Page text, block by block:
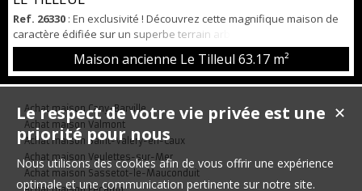
Ref. 26330 : En exclusivité ! Découvrez cette magnifique maison de
caractère édifiée sur un superbe terrain arboré de 2 507 m². Elle
offre une entrée, un lumineux séjour / salon avec cheminée, une
cuisine, une salle de bains et un WC indépendant. À l'étage, un
palier dessert deux belles chambres, dont une avec balcon offrant
charreterie viennent ...
Maison ancienne Le Tilleul 63.17 m²
Achat maison Cany-Barville
Achat maison Valmont
Achat maison Saint-Valery-en-Caux
Achat maison Veulettes-sur-Mer
Achat maison Sassetot-le-Mauconduit
✕
Le respect de votre vie privée est une
priorité pour nous
Nous utilisons des cookies afin de vous offrir une expérience
optimale et une communication pertinente sur notre site.